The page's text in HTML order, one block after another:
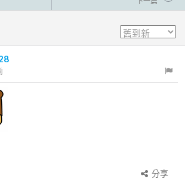
分享